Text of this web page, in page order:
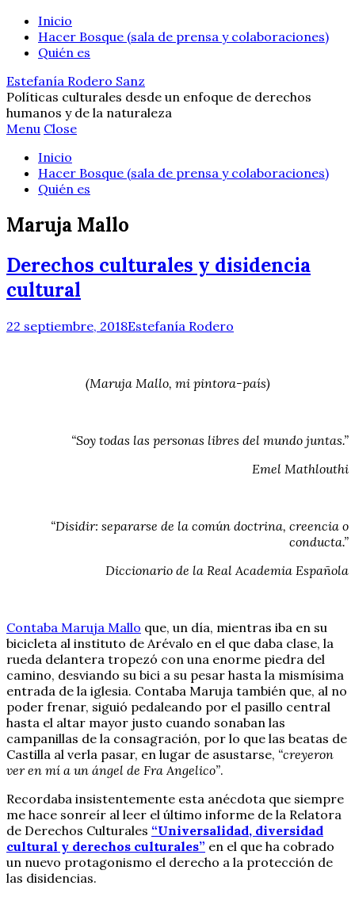
Inicio
Hacer Bosque (sala de prensa y colaboraciones)
Quién es
Estefanía Rodero Sanz
Políticas culturales desde un enfoque de derechos
humanos y de la naturaleza
Menu Close
Inicio
Hacer Bosque (sala de prensa y colaboraciones)
Quién es
Maruja Mallo
Derechos culturales y disidencia
cultural
22 septiembre, 2018Estefanía Rodero
(Maruja Mallo, mi pintora-país)
“Soy todas las personas libres del mundo juntas.”
Emel Mathlouthi
“Disidir: separarse de la común doctrina, creencia o
conducta.”
Diccionario de la Real Academia Española
Contaba Maruja Mallo que, un día, mientras iba en su
bicicleta al instituto de Arévalo en el que daba clase, la
rueda delantera tropezó con una enorme piedra del
camino, desviando su bici a su pesar hasta la mismísima
entrada de la iglesia. Contaba Maruja también que, al no
poder frenar, siguió pedaleando por el pasillo central
hasta el altar mayor justo cuando sonaban las
campanillas de la consagración, por lo que las beatas de
Castilla al verla pasar, en lugar de asustarse, “creyeron
ver en mí a un ángel de Fra Angelico”.
Recordaba insistentemente esta anécdota que siempre
me hace sonreír al leer el último informe de la Relatora
de Derechos Culturales “Universalidad, diversidad
cultural y derechos culturales” en el que ha cobrado
un nuevo protagonismo el derecho a la protección de
las disidencias.